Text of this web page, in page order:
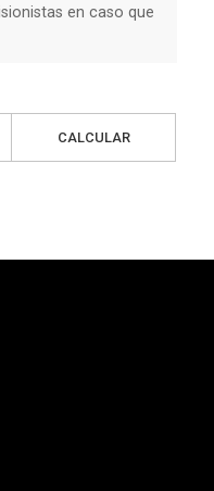
en caso que
CALCULAR